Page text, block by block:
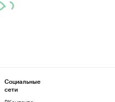
Социальные
сети